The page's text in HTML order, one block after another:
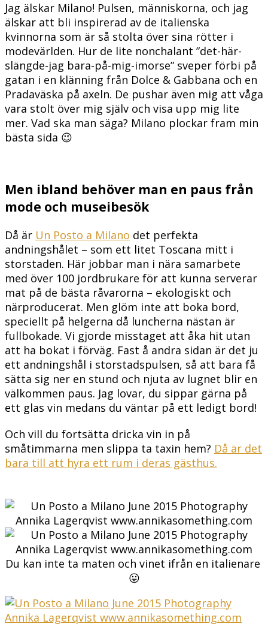
Jag älskar Milano! Pulsen, människorna, och jag
älskar att bli inspirerad av de italienska
kvinnorna som är så stolta över sina rötter i
modevärlden. Hur de lite nonchalant ”det-här-
slängde-jag bara-på-mig-imorse” sveper förbi på
gatan i en klänning från Dolce & Gabbana och en
Pradaväska på axeln. De pushar även mig att våga
vara stolt över mig själv och visa upp mig lite
mer. Vad ska man säga? Milano plockar fram min
bästa sida 😉
Men ibland behöver man en paus från
mode och museibesök
Då är Un Posto a Milano det perfekta
andningshålet – som ett litet Toscana mitt i
storstaden. Här jobbar man i nära samarbete
med över 100 jordbrukare för att kunna serverar
mat på de bästa råvarorna – ekologiskt och
närproducerat. Men glöm inte att boka bord,
speciellt på helgerna då luncherna nästan är
fullbokade. Vi gjorde misstaget att åka hit utan
att ha bokat i förväg. Fast å andra sidan är det ju
ett andningshål i storstadspulsen, så att bara få
sätta sig ner en stund och njuta av lugnet blir en
välkommen paus. Jag lovar, du sippar gärna på
ett glas vin medans du väntar på ett ledigt bord!
Och vill du fortsätta dricka vin in på
småtimmarna men slippa ta taxin hem? Då är det
bara till att hyra ett rum i deras gästhus.
Du kan inte ta maten och vinet ifrån en italienare
😛